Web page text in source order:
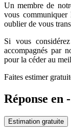
Un membre de
vous
oublier de vous
Si vous
accompagnés par
pour la céder au
Faites estimer
Réponse en
Estimation gratuite